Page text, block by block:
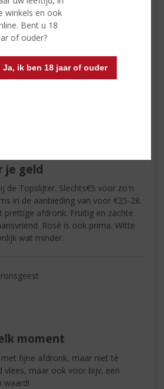
winkels en ook
Bent u 18
of ouder?
Ja, ik ben 18 jaar of ouder
voor weinig
balans zowel de smaak als afdronk ,
, direct vier dozen mee genomen !
je geld
de Topslijter. Slechts€5 voor zo'n
in de aanbieding van voor €25-28.
prettige afdronk. Fruitig en zachte
Rosé is ook prima. Witte
wat minder.
moment
fijne afdronk, maar niet té
vlees, maar ook voor bijv. een
waard!